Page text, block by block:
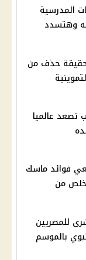
المدرسية
الف جنيه وهتسدد
حقيقة حذف من
الذهب تصعد عالميا
فوائد ماسك
من
بشرى للمصريين
بالموسم